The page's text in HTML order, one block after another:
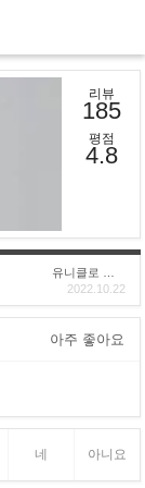
리뷰
185
평점
4.8
2022.10.22
아주 좋아요
네 아니요